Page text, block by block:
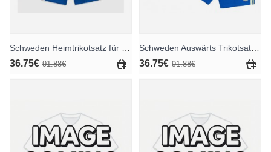
36.75€ 91.88€ 36.75€ 91.88€